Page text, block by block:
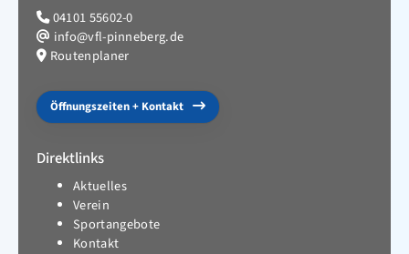
04101 55602-0
info@vfl-pinneberg.de
Routenplaner
Öffnungszeiten + Kontakt
Direktlinks
Aktuelles
Verein
Sportangebote
Kontakt